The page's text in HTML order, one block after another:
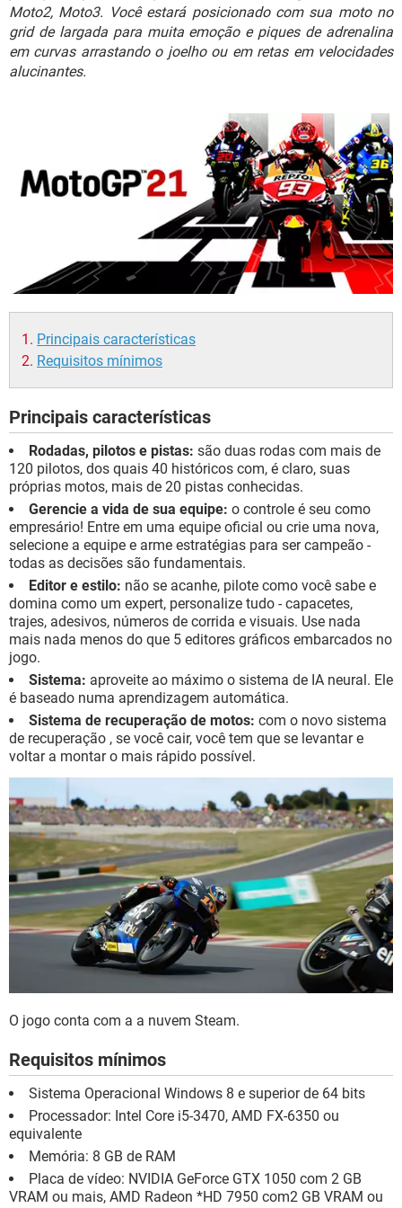
GUIA DE COMPRAS
Moto2, Moto3. Você estará posicionado com sua moto no
grid de largada para muita emoção e piques de adrenalina
em curvas arrastando o joelho ou em retas em velocidades
alucinantes.
Principais características
Requisitos mínimos
Principais características
Rodadas, pilotos e pistas: são duas rodas com mais de
120 pilotos, dos quais 40 históricos com, é claro, suas
próprias motos, mais de 20 pistas conhecidas.
Gerencie a vida de sua equipe: o controle é seu como
empresário! Entre em uma equipe oficial ou crie uma nova,
selecione a equipe e arme estratégias para ser campeão -
todas as decisões são fundamentais.
Editor e estilo: não se acanhe, pilote como você sabe e
domina como um expert, personalize tudo - capacetes,
trajes, adesivos, números de corrida e visuais. Use nada
mais nada menos do que 5 editores gráficos embarcados no
jogo.
Sistema: aproveite ao máximo o sistema de IA neural. Ele
é baseado numa aprendizagem automática.
Sistema de recuperação de motos: com o novo sistema
de recuperação , se você cair, você tem que se levantar e
voltar a montar o mais rápido possível.
O jogo conta com a a nuvem Steam.
Requisitos mínimos
Sistema Operacional Windows 8 e superior de 64 bits
Processador: Intel Core i5-3470, AMD FX-6350 ou
equivalente
Memória: 8 GB de RAM
Placa de vídeo: NVIDIA GeForce GTX 1050 com 2 GB
VRAM ou mais, AMD Radeon *HD 7950 com2 GB VRAM ou